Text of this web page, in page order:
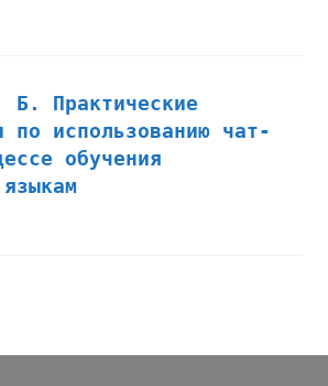
Б. Практические
по использованию чат-
обучения